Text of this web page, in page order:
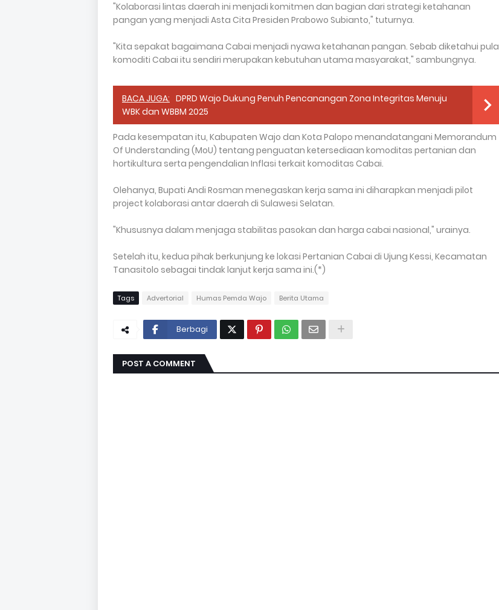
"Kolaborasi lintas daerah ini menjadi komitmen dan bagian dari strategi ketahanan
pangan yang menjadi Asta Cita Presiden Prabowo Subianto," tuturnya.
"Kita sepakat bagaimana Cabai menjadi nyawa ketahanan pangan. Sebab diketahui pula
komoditi Cabai itu sendiri merupakan kebutuhan utama masyarakat," sambungnya.
BACA JUGA: DPRD Wajo Dukung Penuh Pencanangan Zona Integritas Menuju
WBK dan WBBM 2025
Pada kesempatan itu, Kabupaten Wajo dan Kota Palopo menandatangani Memorandum
Of Understanding (MoU) tentang penguatan ketersediaan komoditas pertanian dan
hortikultura serta pengendalian Inflasi terkait komoditas Cabai.
Olehanya, Bupati Andi Rosman menegaskan kerja sama ini diharapkan menjadi pilot
project kolaborasi antar daerah di Sulawesi Selatan.
"Khususnya dalam menjaga stabilitas pasokan dan harga cabai nasional," urainya.
Setelah itu, kedua pihak berkunjung ke lokasi Pertanian Cabai di Ujung Kessi, Kecamatan
Tanasitolo sebagai tindak lanjut kerja sama ini.(*)
Tags Advertorial Humas Pemda Wajo Berita Utama
Berbagi
POST A COMMENT